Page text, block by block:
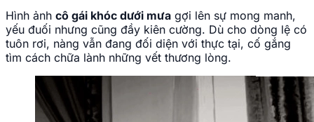
Hình ảnh cô gái khóc dưới mưa gợi lên sự mong manh,
yếu đuối nhưng cũng đầy kiên cường. Dù cho dòng lệ có
tuôn rơi, nàng vẫn đang đối diện với thực tại, cố gắng
tìm cách chữa lành những vết thương lòng.